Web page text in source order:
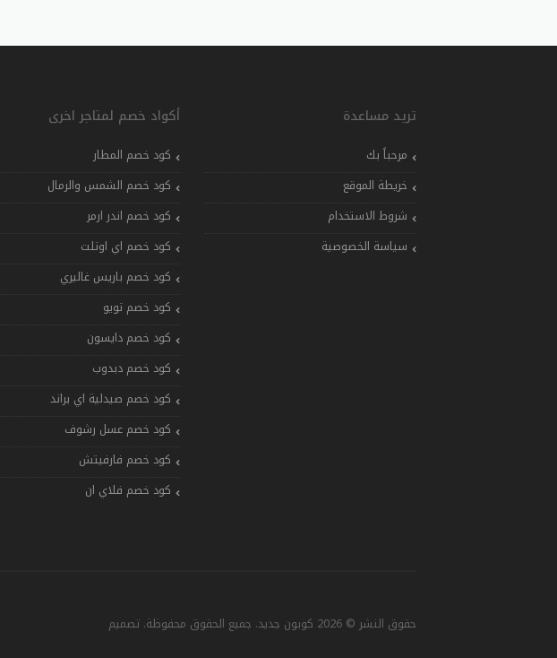
تريد مساعدة
مرحباً بك
خريطة الموقع
شروط الاستخدام
سياسة الخصوصية
أكواد خصم لمتاجر اخرى
كود خصم المطار
كود خصم الشمس والرمال
كود خصم اندر ارمر
كود خصم اي اوتلت
كود خصم باريس غاليري
كود خصم تويو
كود خصم دايسون
كود خصم دبدوب
كود خصم صيدلية اي براند
كود خصم عسل رشوف
كود خصم فارفيتش
كود خصم فلاي ان
حقوق النشر © 2026 كوبون جديد. جميع الحقوق محفوظة. تصميم